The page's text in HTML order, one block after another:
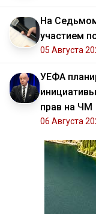
На
участием
05 Августа
УЕФА
прав на ЧМ
06 Августа